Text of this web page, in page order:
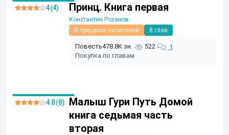
Принц. Книга первая
Константин Розанов
В процессе написания
8 глав
Повесть478.8K зн. 522
1
Покупка по главам
4 (4)
Малыш Гури Путь Домой
книга седьмая часть
вторая
4.8 (8)